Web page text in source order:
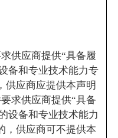
供应商提供“具备履
备和专业技术能力专
供应商应提供本声明
求供应商提供“具备
设备和专业技术能力
，供应商可不提供本